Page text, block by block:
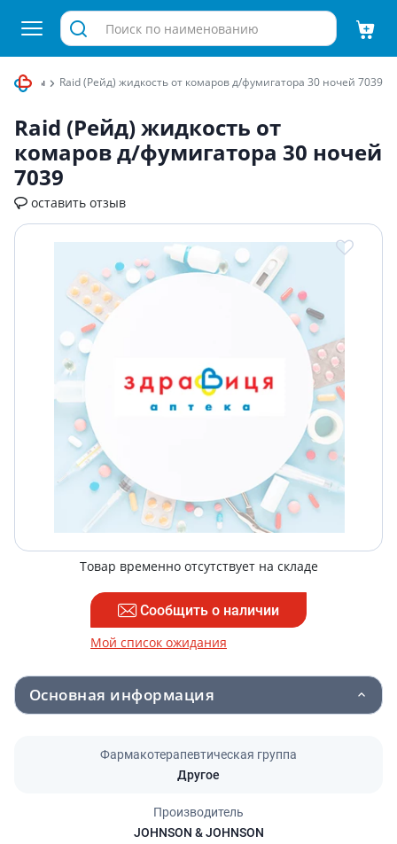
Raid (Рейд) жидкость от комаров д/фумигатора 30 ночей 7039
Raid (Рейд) жидкость от
комаров д/фумигатора 30 ночей
7039
оставить отзыв
Товар временно отсутствует на складе
Сообщить о наличии
Мой список ожидания
Основная информация
Фармакотерапевтическая группа
Другое
Производитель
JOHNSON & JOHNSON